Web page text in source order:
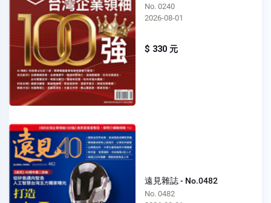
No. 0240
2026-08-01
$ 330 元
遠見雜誌 - No.0482
No. 0482